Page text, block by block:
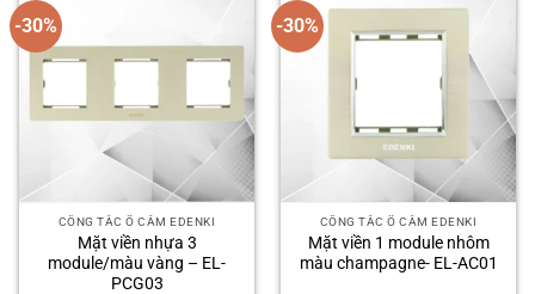
-30%
CÔNG TẮC Ổ CẮM EDENKI
Mặt viền nhựa 3
module/màu vàng – EL-
PCG03
-30%
CÔNG TẮC Ổ CẮM EDENKI
Mặt viền 1 module nhôm
màu champagne- EL-AC01